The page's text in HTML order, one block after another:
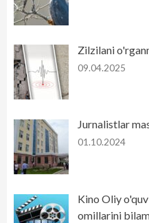
Zilzilani
09.04.2025
Jurnalistlar
01.10.2024
Kino Oliy
omillarini